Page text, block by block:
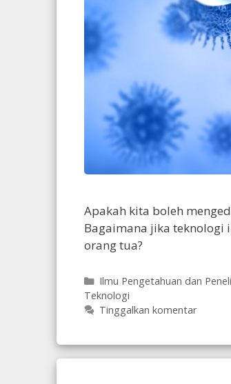
Apakah kita boleh
Bagaimana jika teknologi
orang tua?
Kategori
Ilmu Pengetahuan dan
Teknologi
Tinggalkan komentar